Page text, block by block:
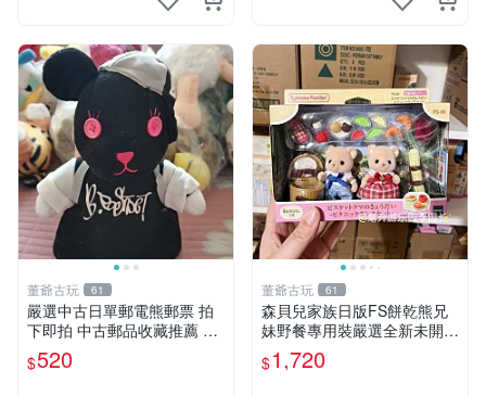
董爺古玩 61
嚴選中古日單郵電熊郵票 拍
下即拍 中古郵品收藏推薦 郵
票 郵電熊 日本
$520
董爺古玩 61
森貝兒家族日版FS餅乾熊兄
妹野餐專用裝嚴選全新未開
封，包含兩組大童款紙盒裝，
適合收藏與分享。 餅乾熊兄
$1,720